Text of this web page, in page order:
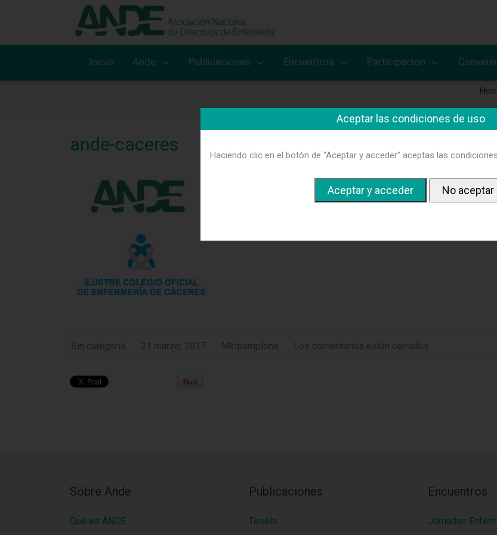
Inicio Ande Publicaciones Encuentros Participación
ande-caceres
Sin categoría 21 marzo, 2017 Mktpamplona Los comentarios están cerrados.
Sobre Ande
Qué es ANDE
Publicaciones
Tesela
Encuentros
Jornadas
Aceptar las condiciones de uso
Haciendo clic en el botón de “Aceptar y acceder” aceptas las